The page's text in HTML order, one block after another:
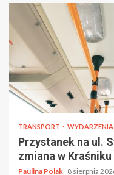
TRANSPORT WYDARZENIA
Przystanek na ul.
zmiana w Kraśniku
Paulina Polak 8 sierpnia